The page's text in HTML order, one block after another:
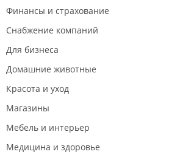
Финансы и страхование
Снабжение компаний
Для бизнеса
Домашние животные
Красота и уход
Магазины
Мебель и интерьер
Медицина и здоровье